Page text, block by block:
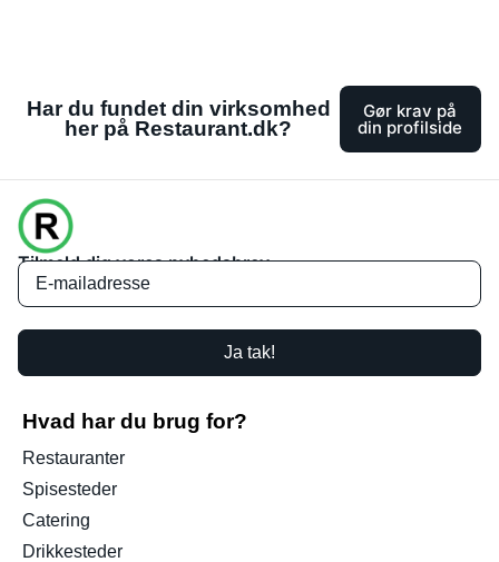
Har du fundet din virksomhed
her på Restaurant.dk?
Gør krav på
din profilside
Tilmeld dig vores nyhedsbrev
Ja tak!
Hvad har du brug for?
Restauranter
Spisesteder
Catering
Drikkesteder